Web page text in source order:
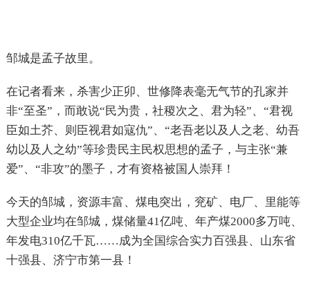
邹城是孟子故里。
在记者看来，杀害少正卯、世修降表毫无气节的孔家并
非“至圣”，而敢说“民为贵，社稷次之、君为轻”、“君视
臣如土芥、则臣视君如寇仇”、“老吾老以及人之老、幼吾
幼以及人之幼”等珍贵民主民权思想的孟子，与主张“兼
爱”、“非攻”的墨子，才有资格被国人崇拜！
今天的邹城，资源丰富、煤电突出，兖矿、电厂、里能等
大型企业均在邹城，煤储量41亿吨、年产煤2000多万吨、
年发电310亿千瓦……成为全国综合实力百强县、山东省
十强县、济宁市第一县！